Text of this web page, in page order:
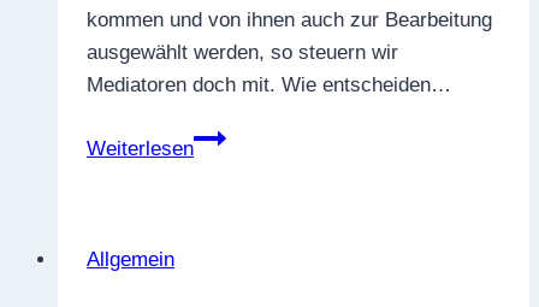
kommen und von ihnen auch zur Bearbeitung
ausgewählt werden, so steuern wir
Mediatoren doch mit. Wie entscheiden…
Weiterlesen
Themenwahl
Allgemein